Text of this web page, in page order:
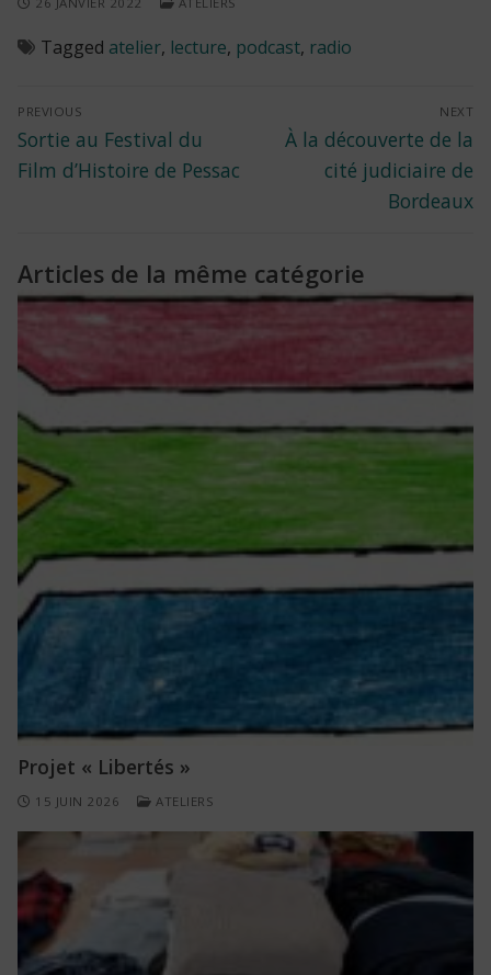
Tagged atelier, lecture, podcast, radio
Navigation
de
PREVIOUS
Previous
post:
Sortie au Festival du
Film d’Histoire de Pessac
NEXT
Next
À la découverte de la
cité judiciaire de
Bordeaux
Articles de la même catégorie
Projet « Libertés »
15 JUIN 2026 ATELIERS